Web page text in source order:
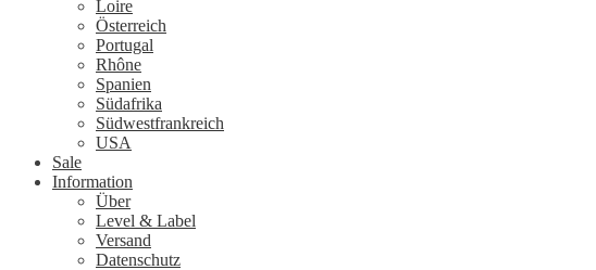
Loire
Österreich
Portugal
Rhône
Spanien
Südafrika
Südwestfrankreich
USA
Sale
Information
Über
Level & Label
Versand
Datenschutz